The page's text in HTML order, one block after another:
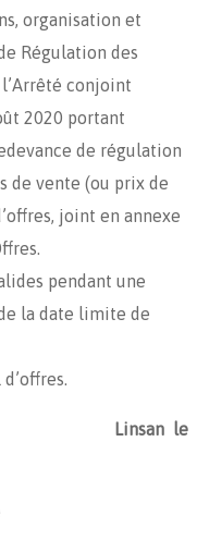
organisation et
Régulation des
conjoint
2020 portant
de régulation
de vente (ou prix de
joint en annexe
pendant une
la date limite de
le